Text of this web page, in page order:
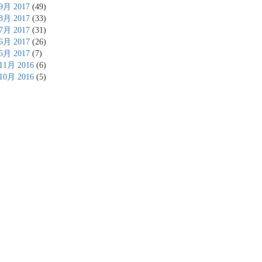
月 2017 (49)
月 2017 (33)
7月 2017 (31)
月 2017 (26)
月 2017 (7)
11月 2016 (6)
10月 2016 (5)